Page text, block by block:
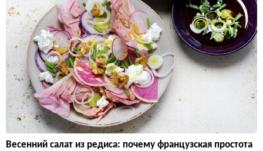
Весенний салат из редиса: почему французская простота